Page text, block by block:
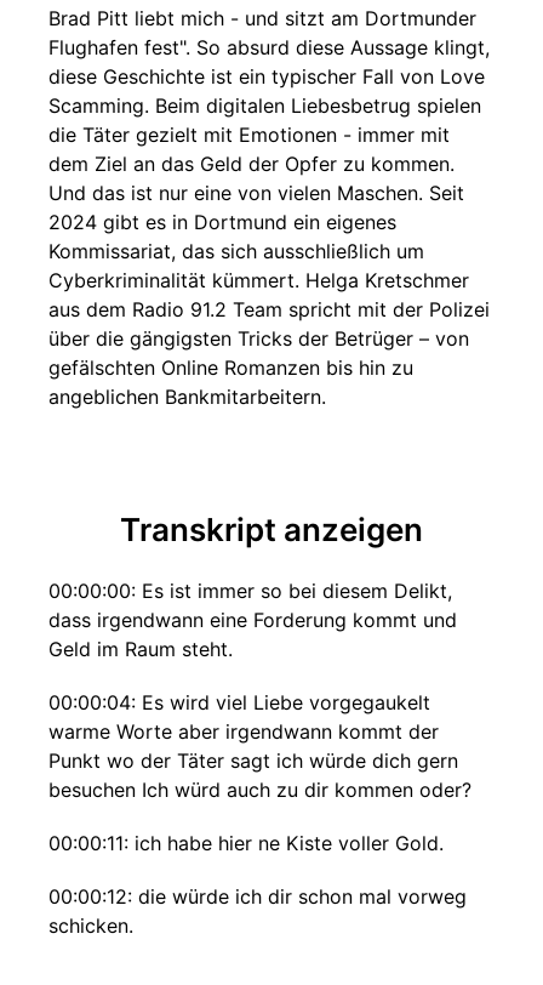
Brad Pitt liebt mich - und sitzt am Dortmunder
Flughafen fest". So absurd diese Aussage klingt,
diese Geschichte ist ein typischer Fall von Love
Scamming. Beim digitalen Liebesbetrug spielen
die Täter gezielt mit Emotionen - immer mit
dem Ziel an das Geld der Opfer zu kommen.
Und das ist nur eine von vielen Maschen. Seit
2024 gibt es in Dortmund ein eigenes
Kommissariat, das sich ausschließlich um
Cyberkriminalität kümmert. Helga Kretschmer
aus dem Radio 91.2 Team spricht mit der Polizei
über die gängigsten Tricks der Betrüger – von
gefälschten Online Romanzen bis hin zu
angeblichen Bankmitarbeitern.
Transkript anzeigen
00:00:00: Es ist immer so bei diesem Delikt,
dass irgendwann eine Forderung kommt und
Geld im Raum steht.
00:00:04: Es wird viel Liebe vorgegaukelt
warme Worte aber irgendwann kommt der
Punkt wo der Täter sagt ich würde dich gern
besuchen Ich würd auch zu dir kommen oder?
00:00:11: ich habe hier ne Kiste voller Gold.
00:00:12: die würde ich dir schon mal vorweg
schicken.